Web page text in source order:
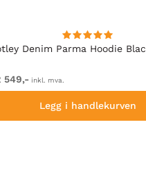
Denim Parma Hoodie
549,- inkl. mva.
Legg i handlekurven